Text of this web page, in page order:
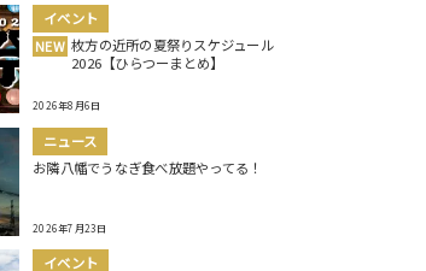
イベント
NEW 枚方の近所の夏祭りスケジュール
2026【ひらつーまとめ】
2026年8月6日
ニュース
お隣八幡でうなぎ食べ放題やってる！
2026年7月23日
イベント